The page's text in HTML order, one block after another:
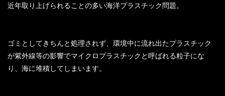
近年取り上げられることの多い海洋プラスチック問題。
ゴミとしてきちんと処理されず、環境中に流れ出たプラスチック
が紫外線等の影響でマイクロプラスチックと呼ばれる粒子にな
り、海に堆積してしまいます。